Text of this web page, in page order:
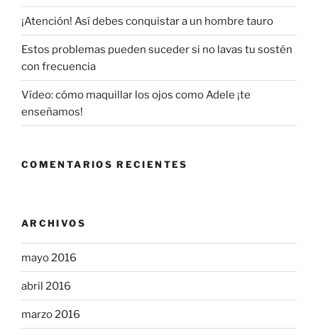
¡Atención! Así debes conquistar a un hombre tauro
Estos problemas pueden suceder si no lavas tu sostén
con frecuencia
Vídeo: cómo maquillar los ojos como Adele ¡te
enseñamos!
COMENTARIOS RECIENTES
ARCHIVOS
mayo 2016
abril 2016
marzo 2016